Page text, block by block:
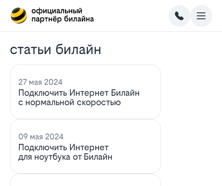
статьи билайн
27 мая 2024
Подключить Интернет Билайн
с нормальной скоростью
09 мая 2024
Подключить Интернет
для ноутбука от Билайн